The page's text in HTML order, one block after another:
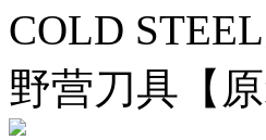
COLD
野营刀具【原